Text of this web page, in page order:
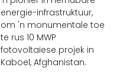
energie-infrastruktuur,
om 'n monumentale toe
te rus 10 MWP
fotovoltaïese projek in
Kaboel, Afghanistan.